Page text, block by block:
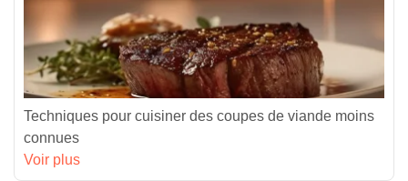
Techniques pour cuisiner des coupes de viande moins
connues
Voir plus